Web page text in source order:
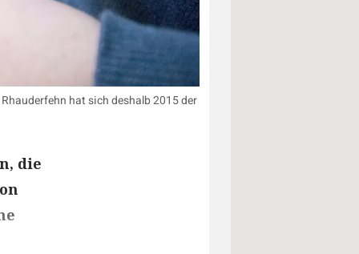
hat sich deshalb 2015 der
die